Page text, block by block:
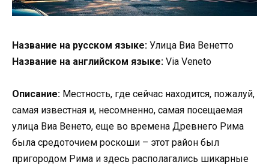
Название на русском языке: Улица Виа Венетто
Название на английском языке: Via Veneto
Описание: Местность, где сейчас находится, пожалуй,
самая известная и, несомненно, самая посещаемая
улица Виа Венето, еще во времена Древнего Рима
была средоточием роскоши – этот район был
пригородом Рима и здесь располагались шикарные